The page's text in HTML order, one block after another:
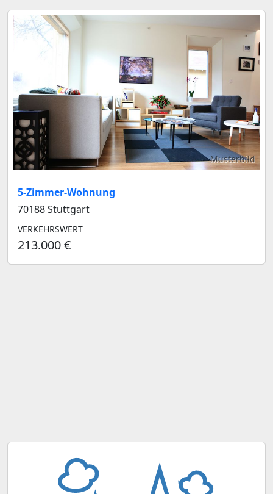
Musterbild
5-Zimmer-Wohnung
70188 Stuttgart
VERKEHRSWERT
213.000 €